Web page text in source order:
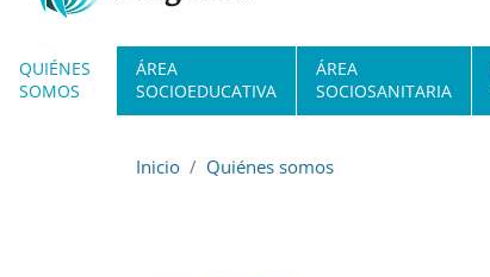
Navegación principal
QUIÉNES
SOMOS
ÁREA
SOCIOEDUCATIVA
ÁREA
SOCIOSANITARIA
Inicio Quiénes somos